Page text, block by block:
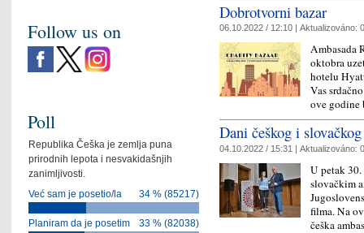
Dobrotvorni bazar
06.10.2022 / 12:10 | Aktualizováno:
Ambasada
oktobra
hotelu
Vas
ove
Dani češkog i
04.10.2022 / 15:31 | Aktualizováno:
U petak 30.
slovačkim
filma. Na
češka
Follow us on
Poll
Republika Češka je zemlja puna
prirodnih lepota i nesvakidašnjih
zanimljivosti.
34 % (85217)
Već sam je posetio/la
33 % (82038)
Planiram da je posetim